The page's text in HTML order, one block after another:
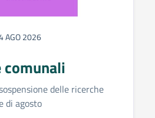
AGO 2026
delle ricerche
di agosto